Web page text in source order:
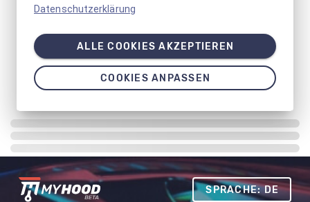
SPRACHE: DE
Datenschutzerklärung
ALLE COOKIES AKZEPTIEREN
COOKIES ANPASSEN